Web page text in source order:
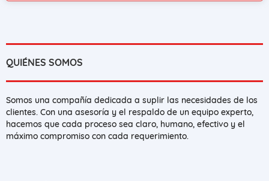
QUIÉNES SOMOS
Somos una compañía dedicada a suplir las necesidades de los
clientes. Con una asesoría y el respaldo de un equipo experto,
hacemos que cada proceso sea claro, humano, efectivo y el
máximo compromiso con cada requerimiento.